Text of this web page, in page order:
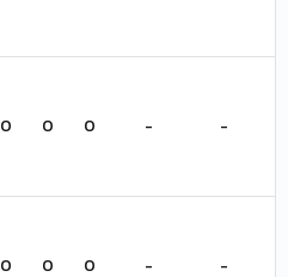
0 0 0 - -
0 0 0 - -